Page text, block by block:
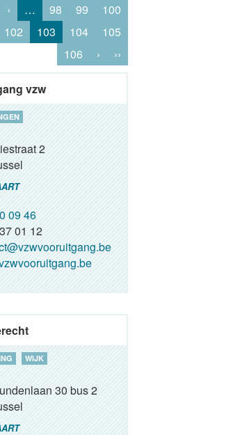
‹ … 98 99
100
102 103 104
105
106
› ››
vzw
2
09 46
01 12
WIJK
30 bus 2